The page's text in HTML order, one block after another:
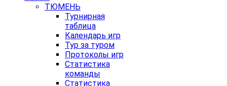
ТЮМЕНЬ
Турнирная
таблица
Календарь игр
Тур за туром
Протоколы игр
Статистика
команды
Статистика